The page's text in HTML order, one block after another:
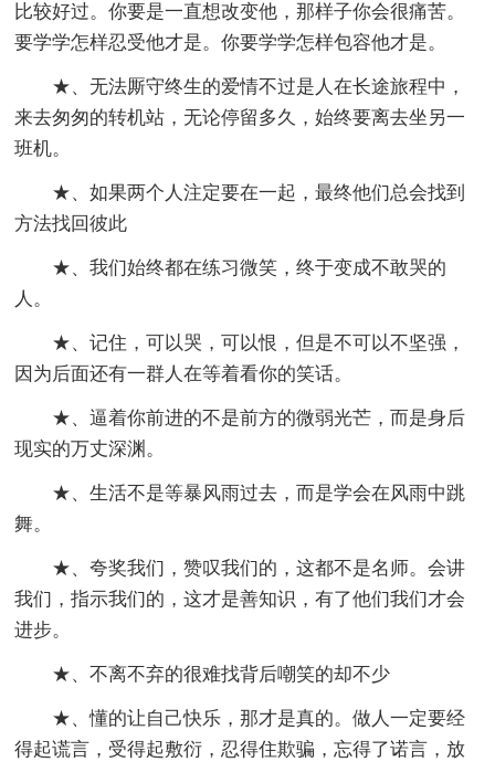
比较好过。你要是一直想改变他，那样子你会很痛苦。
要学学怎样忍受他才是。你要学学怎样包容他才是。
★、无法厮守终生的爱情不过是人在长途旅程中，
来去匆匆的转机站，无论停留多久，始终要离去坐另一
班机。
★、如果两个人注定要在一起，最终他们总会找到
方法找回彼此
★、我们始终都在练习微笑，终于变成不敢哭的
人。
★、记住，可以哭，可以恨，但是不可以不坚强，
因为后面还有一群人在等着看你的笑话。
★、逼着你前进的不是前方的微弱光芒，而是身后
现实的万丈深渊。
★、生活不是等暴风雨过去，而是学会在风雨中跳
舞。
★、夸奖我们，赞叹我们的，这都不是名师。会讲
我们，指示我们的，这才是善知识，有了他们我们才会
进步。
★、不离不弃的很难找背后嘲笑的却不少
★、懂的让自己快乐，那才是真的。做人一定要经
得起谎言，受得起敷衍，忍得住欺骗，忘得了诺言，放